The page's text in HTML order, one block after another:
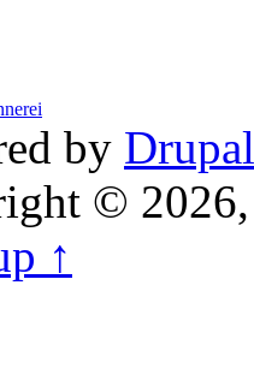
by Drupal
© 2026,
↑